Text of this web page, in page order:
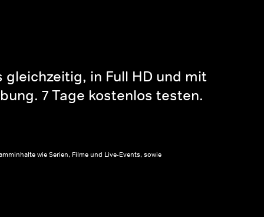
in Full HD und mit
7 Tage kostenlos testen.
wie Serien, Filme und Live-Events, sowie